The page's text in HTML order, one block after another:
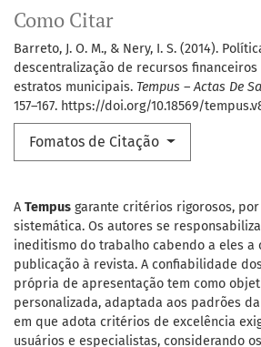
Como Citar
Barreto, J. O. M., & Nery, I. S. (2014).
descentralização de recursos
estratos municipais. Tempus – Actas De
157–167. https://doi.org/10.18569/
Fomatos de Citação
A Tempus garante critérios rigorosos,
sistemática. Os autores se
ineditismo do trabalho cabendo a eles a
publicação à revista. A confiabilidade
própria de apresentação tem como
personalizada, adaptada aos padrões
em que adota critérios de excelência
usuários e especialistas, considerando